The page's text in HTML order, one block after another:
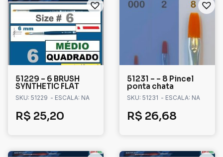
51229 – 6 BRUSH
SYNTHETIC FLAT
SKU: 51229 - ESCALA: NA
R$ 25,20
51231 – – 8 Pincel
ponta chata
SKU: 51231 - ESCALA: NA
R$ 26,68